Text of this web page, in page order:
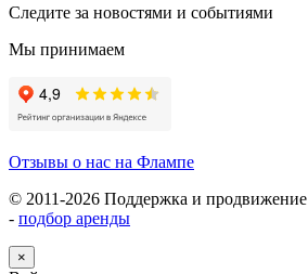
Следите за новостями и событиями
Мы принимаем
Отзывы о нас на Флампе
© 2011-2026 Поддержка и продвижение
- подбор аренды
×